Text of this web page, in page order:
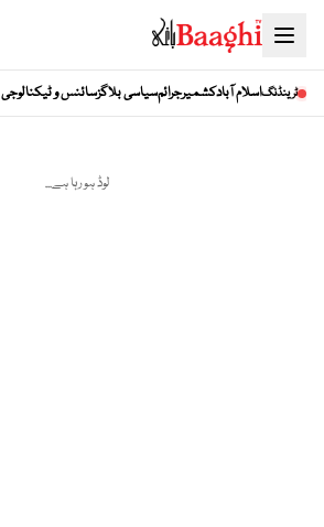
ٹرینڈنگاسلام آبادکشمیرجرائمسیاسی بلاگزسائنس و ٹیکنالوجی
لوڈ ہو رہا ہے...